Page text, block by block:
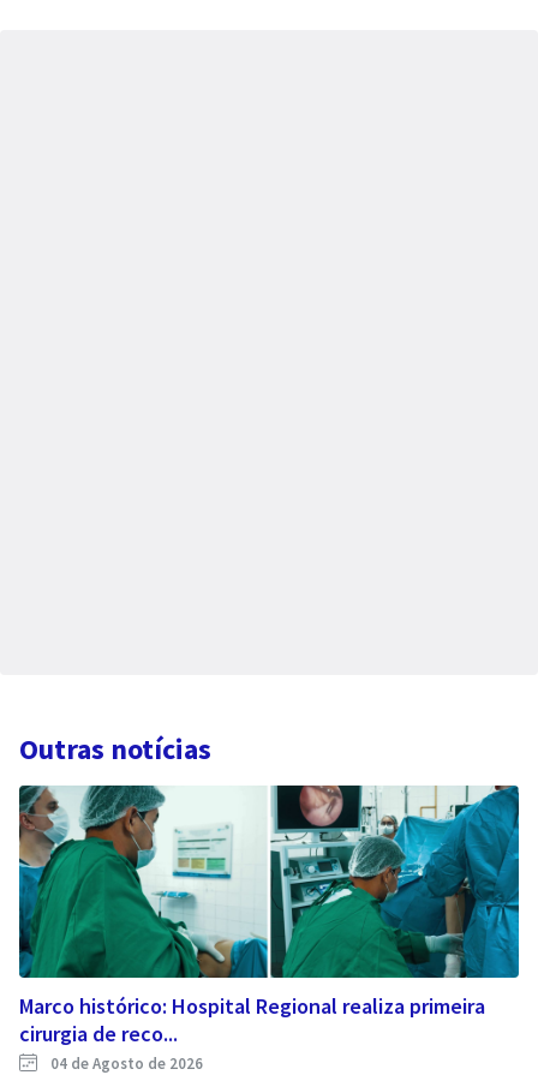
Outras notícias
Marco histórico: Hospital Regional realiza primeira
cirurgia de reco...
04 de Agosto de 2026